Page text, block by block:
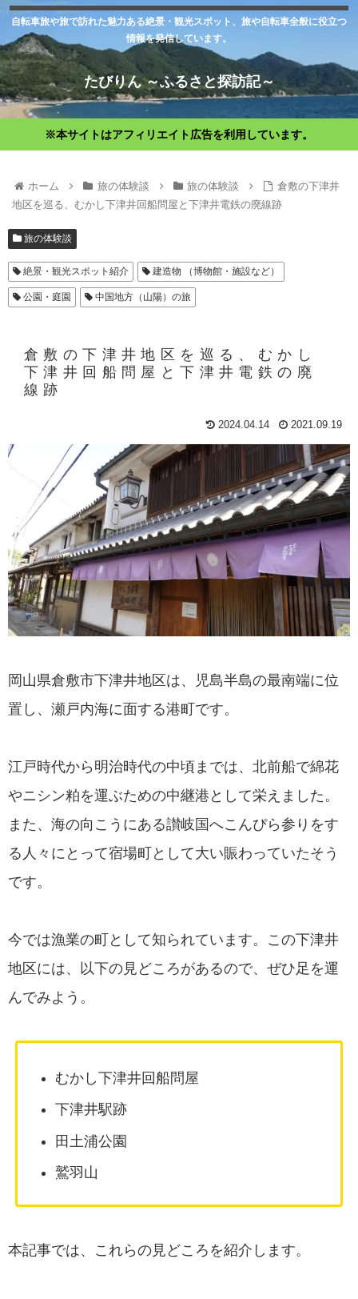
自転車旅や旅で訪れた魅力ある絶景・観光スポット、旅や自転車全般に役立つ
情報を発信しています。
たびりん ～ふるさと探訪記～
※本サイトはアフィリエイト広告を利用しています。
ホーム 旅の体験談 旅の体験談
倉敷の下津井
地区を巡る、むかし下津井回船問屋と下津井電鉄の廃線跡
旅の体験談
絶景・観光スポット紹介 建造物 （博物館・施設など）
公園・庭園 中国地方（山陽）の旅
倉敷の下津井地区を巡る、むかし
下津井回船問屋と下津井電鉄の廃
線跡
2024.04.14 2021.09.19
岡山県倉敷市下津井地区は、児島半島の最南端に位
置し、瀬戸内海に面する港町です。
江戸時代から明治時代の中頃までは、北前船で綿花
やニシン粕を運ぶための中継港として栄えました。
また、海の向こうにある讃岐国へこんぴら参りをす
る人々にとって宿場町として大い賑わっていたそう
です。
今では漁業の町として知られています。この下津井
地区には、以下の見どころがあるので、ぜひ足を運
んでみよう。
むかし下津井回船問屋
下津井駅跡
田土浦公園
鷲羽山
本記事では、これらの見どころを紹介します。